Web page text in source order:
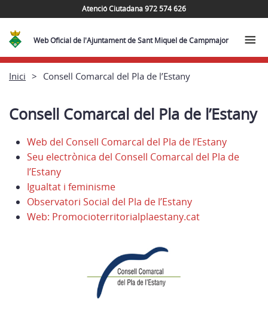
Atenció Ciutadana 972 574 626
Web Oficial de l'Ajuntament de Sant Miquel de Campmajor
Inici Consell Comarcal del Pla de l’Estany
Consell Comarcal del Pla de l’Estany
Web del Consell Comarcal del Pla de l’Estany
Seu electrònica del Consell Comarcal del Pla de
l’Estany
Igualtat i feminisme
Observatori Social del Pla de l’Estany
Web: Promocioterritorialplaestany.cat